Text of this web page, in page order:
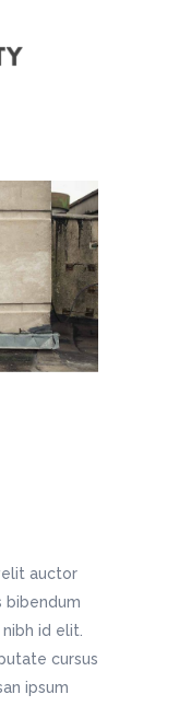
auctor
bibendum
id elit.
cursus
ipsum